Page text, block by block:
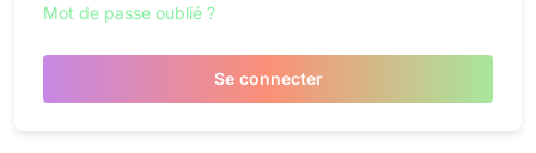
Mot de passe oublié ?
Se connecter